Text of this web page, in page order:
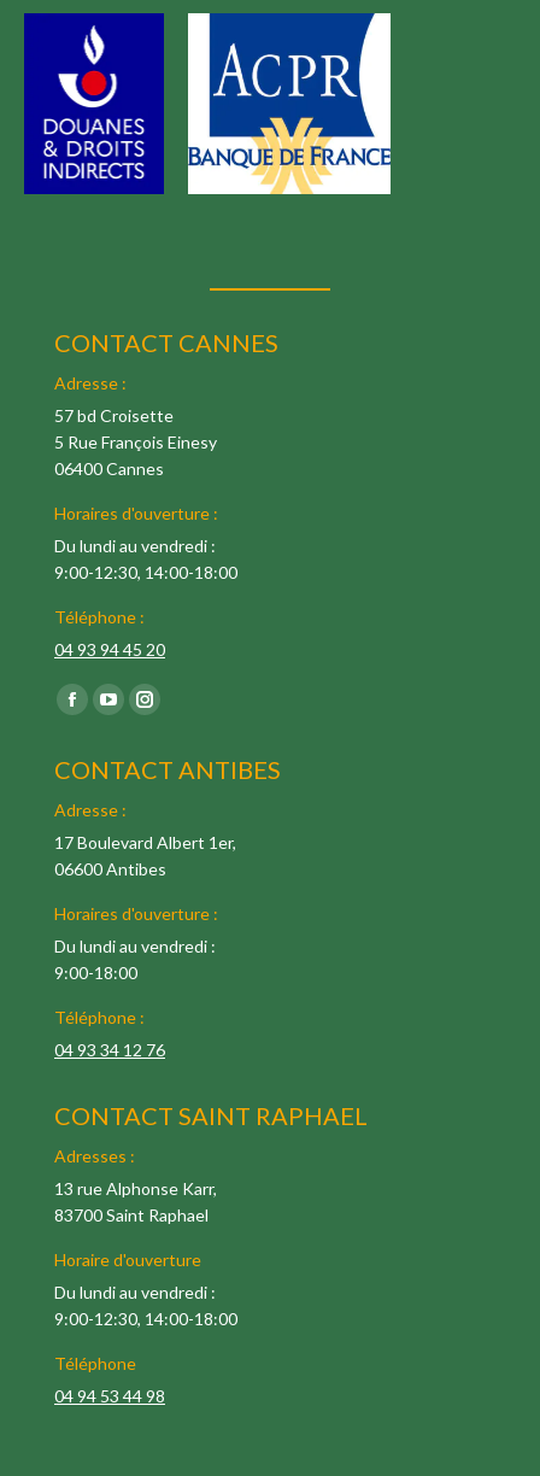
CONTACT CANNES
Adresse :
57 bd Croisette
5 Rue François Einesy
06400 Cannes
Horaires d'ouverture :
Du lundi au vendredi :
9:00-12:30, 14:00-18:00
Téléphone :
04 93 94 45 20
Trouvez nous sur :
Facebook
s'ouvre
dans
une
nouvelle
YouTube
s'ouvre
dans
une
nouvelle
Instagram
s'ouvre
une
nouvelle
CONTACT ANTIBES
Adresse :
17 Boulevard Albert 1er,
06600 Antibes
Horaires d'ouverture :
Du lundi au vendredi :
9:00-18:00
Téléphone :
04 93 34 12 76
CONTACT SAINT RAPHAEL
Adresses :
13 rue Alphonse Karr,
83700 Saint Raphael
Horaire d'ouverture
Du lundi au vendredi :
9:00-12:30, 14:00-18:00
Téléphone
04 94 53 44 98